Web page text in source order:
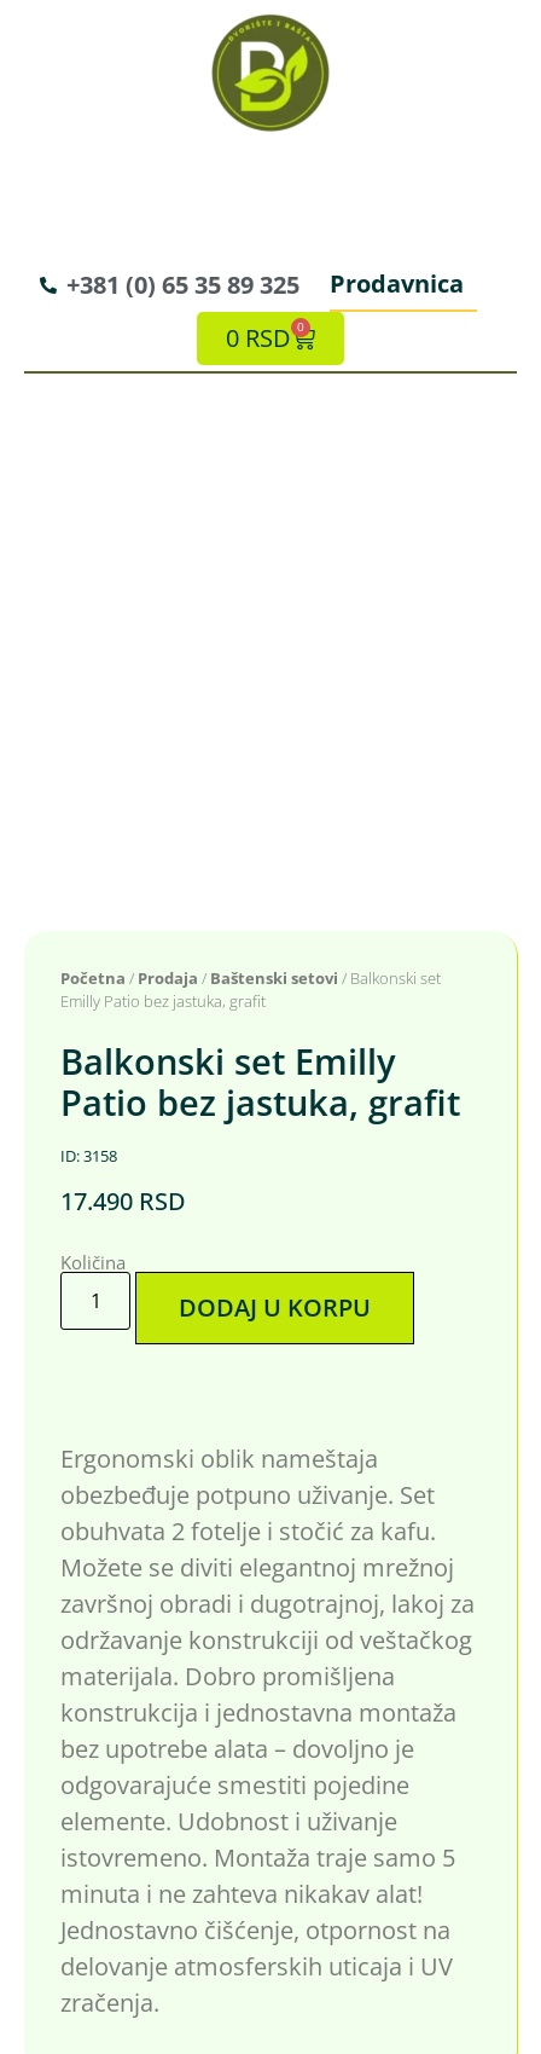
+381 (0) 65 35 89 325
Prodavnica
0 RSD 0
Početna / Prodaja / Baštenski setovi / Balkonski set
Emilly Patio bez jastuka, grafit
Balkonski set Emilly
Patio bez jastuka, grafit
ID: 3158
17.490 RSD
Količina
DODAJ U KORPU
Ergonomski oblik nameštaja
obezbeđuje potpuno uživanje. Set
obuhvata 2 fotelje i stočić za kafu.
Možete se diviti elegantnoj mrežnoj
završnoj obradi i dugotrajnoj, lakoj za
održavanje konstrukciji od veštačkog
materijala. Dobro promišljena
konstrukcija i jednostavna montaža
bez upotrebe alata – dovoljno je
odgovarajuće smestiti pojedine
elemente. Udobnost i uživanje
istovremeno. Montaža traje samo 5
minuta i ne zahteva nikakav alat!
Jednostavno čišćenje, otpornost na
delovanje atmosferskih uticaja i UV
zračenja.